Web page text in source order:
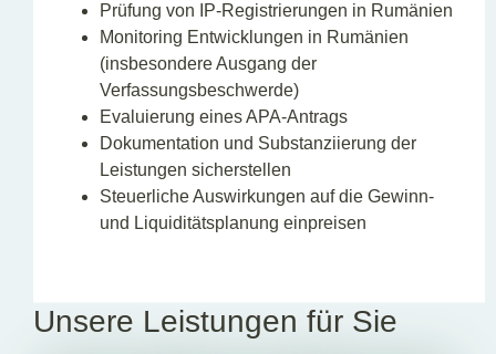
Prüfung von IP-Registrierungen in Rumänien
Monitoring Entwicklungen in Rumänien
(insbesondere Ausgang der
Verfassungsbeschwerde)
Evaluierung eines APA-Antrags
Dokumentation und Substanziierung der
Leistungen sicherstellen
Steuerliche Auswirkungen auf die Gewinn-
und Liquiditätsplanung einpreisen
Unsere Leistungen für Sie